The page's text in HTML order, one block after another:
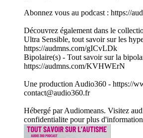
Abonnez vous au podcast : https://
Découvrez également dans le
Ultra Sensible, tout savoir sur les
https://audmns.com/gICvLDk
Bipolaire(s) - Tout savoir sur la
https://audmns.com/KVHWErN
Une production Audio360 - https://
contact@audio360.fr
Hébergé par Audiomeans. Visitez
confidentialite pour plus